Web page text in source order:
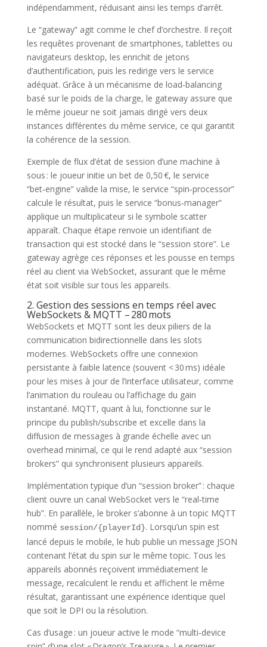
indépendamment, réduisant ainsi les temps d’arrêt.
Le “gateway” agit comme le chef d’orchestre. Il reçoit
les requêtes provenant de smartphones, tablettes ou
navigateurs desktop, les enrichit de jetons
d’authentification, puis les redirige vers le service
adéquat. Grâce à un mécanisme de load‑balancing
basé sur le poids de la charge, le gateway assure que
le même joueur ne soit jamais dirigé vers deux
instances différentes du même service, ce qui garantit
la cohérence de la session.
Exemple de flux d’état de session d’une machine à
sous : le joueur initie un bet de 0,50 €, le service
“bet‑engine” valide la mise, le service “spin‑processor”
calcule le résultat, puis le service “bonus‑manager”
applique un multiplicateur si le symbole scatter
apparaît. Chaque étape renvoie un identifiant de
transaction qui est stocké dans le “session store”. Le
gateway agrège ces réponses et les pousse en temps
réel au client via WebSocket, assurant que le même
état soit visible sur tous les appareils.
2. Gestion des sessions en temps réel avec
WebSockets & MQTT – 280 mots
WebSockets et MQTT sont les deux piliers de la
communication bidirectionnelle dans les slots
modernes. WebSockets offre une connexion
persistante à faible latence (souvent < 30 ms) idéale
pour les mises à jour de l’interface utilisateur, comme
l’animation du rouleau ou l’affichage du gain
instantané. MQTT, quant à lui, fonctionne sur le
principe du publish/subscribe et excelle dans la
diffusion de messages à grande échelle avec un
overhead minimal, ce qui le rend adapté aux “session
brokers” qui synchronisent plusieurs appareils.
Implémentation typique d’un “session broker” : chaque
client ouvre un canal WebSocket vers le “real‑time
hub”. En parallèle, le broker s’abonne à un topic MQTT
nommé session/{playerId}. Lorsqu’un spin est
lancé depuis le mobile, le hub publie un message JSON
contenant l’état du spin sur le même topic. Tous les
appareils abonnés reçoivent immédiatement le
message, recalculent le rendu et affichent le même
résultat, garantissant une expérience identique quel
que soit le DPI ou la résolution.
Cas d’usage : un joueur active le mode “multi‑device